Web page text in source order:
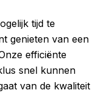
tijd te
genieten van een
efficiënte
snel kunnen
van de kwaliteit